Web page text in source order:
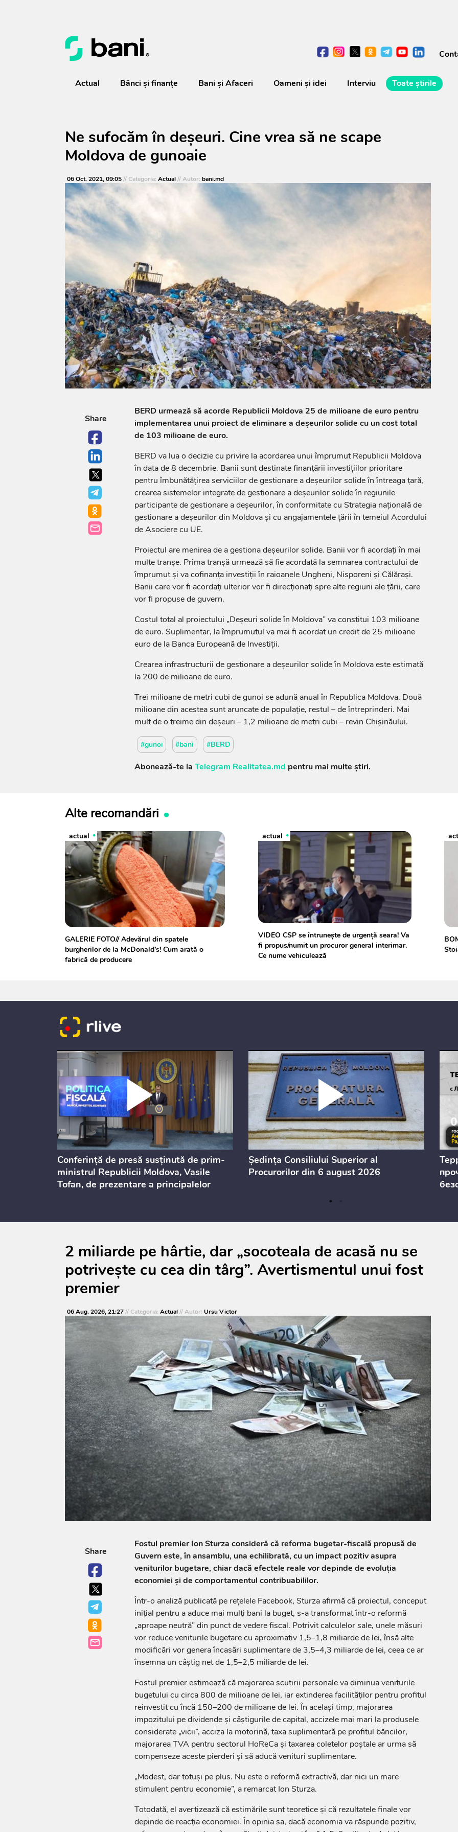
Actual Bănci şi finanţe Bani și Afaceri Oameni şi idei Interviu Toate știrile
Ne sufocăm în deșeuri. Cine vrea să ne scape
Moldova de gunoaie
06 Oct. 2021, 09:05// Categoria: Actual// Autor: bani.md
Share
BERD urmează să acorde Republicii Moldova 25 de milioane de euro pentru
implementarea unui proiect de eliminare a deșeurilor solide cu un cost total
de 103 milioane de euro.
BERD va lua o decizie cu privire la acordarea unui împrumut Republicii Moldova
în data de 8 decembrie. Banii sunt destinate finanțării investițiilor prioritare
pentru îmbunătățirea serviciilor de gestionare a deșeurilor solide în întreaga țară,
crearea sistemelor integrate de gestionare a deșeurilor solide în regiunile
participante de gestionare a deșeurilor, în conformitate cu Strategia națională de
gestionare a deșeurilor din Moldova și cu angajamentele țării în temeiul Acordului
de Asociere cu UE.
Proiectul are menirea de a gestiona deșeurilor solide. Banii vor fi acordați în mai
multe tranșe. Prima tranșă urmează să fie acordată la semnarea contractului de
împrumut și va cofinanța investiții în raioanele Ungheni, Nisporeni și Călărași.
Banii care vor fi acordați ulterior vor fi direcționați spre alte regiuni ale țării, care
vor fi propuse de guvern.
Costul total al proiectului „Deșeuri solide în Moldova” va constitui 103 milioane
de euro. Suplimentar, la împrumutul va mai fi acordat un credit de 25 milioane
euro de la Banca Europeană de Investiții.
Crearea infrastructurii de gestionare a deșeurilor solide în Moldova este estimată
la 200 de milioane de euro.
Trei milioane de metri cubi de gunoi se adună anual în Republica Moldova. Două
milioane din acestea sunt aruncate de populație, restul – de întreprinderi. Mai
mult de o treime din deșeuri – 1,2 milioane de metri cubi – revin Chișinăului.
#gunoi #bani #BERD
Abonează-te la Telegram Realitatea.md pentru mai multe știri.
Alte recomandări
actual
GALERIE FOTO// Adevărul din spatele
burgherilor de la McDonald’s! Cum arată o
fabrică de producere
actual
VIDEO CSP se întrunește de urgență seara! Va
fi propus/numit un procuror general interimar.
Ce nume vehiculează
Conferință de presă susținută de prim-
ministrul Republicii Moldova, Vasile
Tofan, de prezentare a principalelor
consultărilor publice
Ședința Consiliului Superior al
Procurorilor din 6 august 2026
2 miliarde pe hârtie, dar „socoteala de acasă nu se
potrivește cu cea din târg”. Avertismentul unui fost
premier
06 Aug. 2026, 21:27// Categoria: Actual// Autor: Ursu Victor
Share
Fostul premier Ion Sturza consideră că reforma bugetar-fiscală propusă de
Guvern este, în ansamblu, una echilibrată, cu un impact pozitiv asupra
veniturilor bugetare, chiar dacă efectele reale vor depinde de evoluția
economiei și de comportamentul contribuabililor.
Într-o analiză publicată pe rețelele Facebook, Sturza afirmă că proiectul, conceput
inițial pentru a aduce mai mulți bani la buget, s-a transformat într-o reformă
„aproape neutră” din punct de vedere fiscal. Potrivit calculelor sale, unele măsuri
vor reduce veniturile bugetare cu aproximativ 1,5–1,8 miliarde de lei, însă alte
modificări vor genera încasări suplimentare de 3,5–4,3 miliarde de lei, ceea ce ar
însemna un câștig net de 1,5–2,5 miliarde de lei.
Fostul premier estimează că majorarea scutirii personale va diminua veniturile
bugetului cu circa 800 de milioane de lei, iar extinderea facilităților pentru profitul
reinvestit cu încă 150–200 de milioane de lei. În același timp, majorarea
impozitului pe dividende și câștigurile de capital, accizele mai mari la produsele
considerate „vicii”, acciza la motorină, taxa suplimentară pe profitul băncilor,
majorarea TVA pentru sectorul HoReCa și taxarea coletelor poștale ar urma să
compenseze aceste pierderi și să aducă venituri suplimentare.
„Modest, dar totuși pe plus. Nu este o reformă extractivă, dar nici un mare
stimulent pentru economie”, a remarcat Ion Sturza.
Totodată, el avertizează că estimările sunt teoretice și că rezultatele finale vor
depinde de reacția economiei. În opinia sa, dacă economia va răspunde pozitiv,